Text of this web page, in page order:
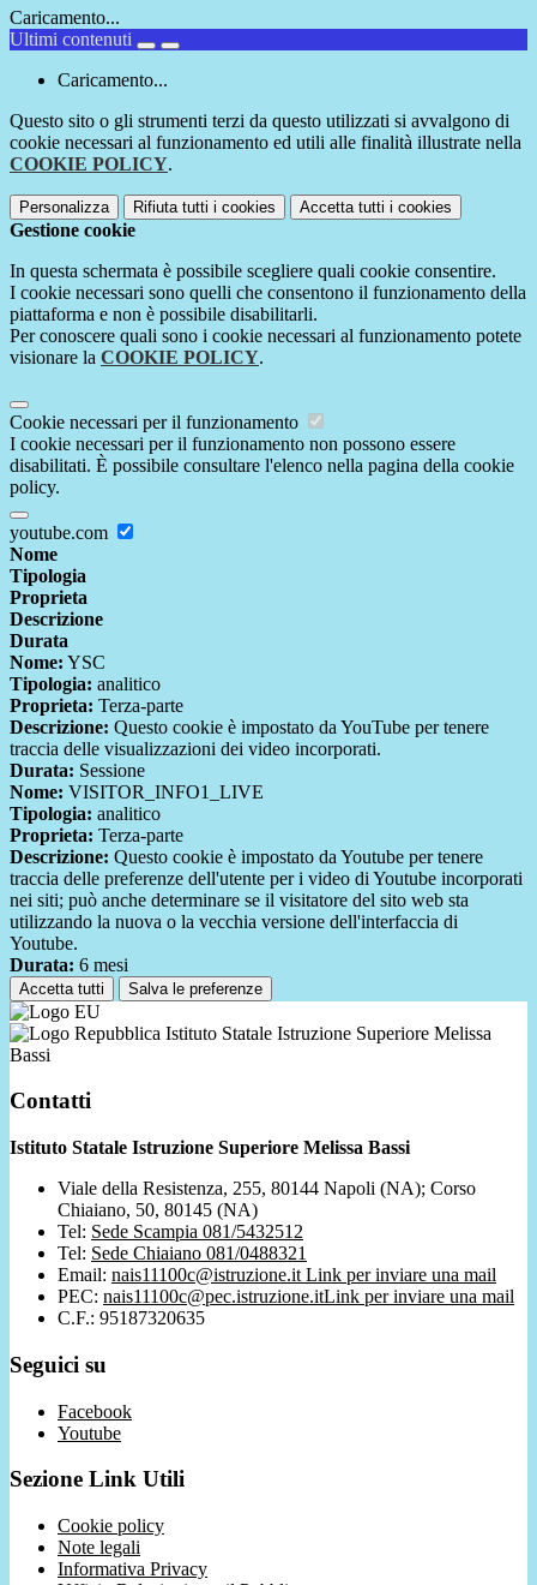
Caricamento...
Ultimi contenuti
Caricamento...
Questo sito o gli strumenti terzi da questo utilizzati si avvalgono di
cookie necessari al funzionamento ed utili alle finalità illustrate nella
COOKIE POLICY.
Personalizza Rifiuta tutti i cookies Accetta tutti i cookies
Gestione cookie
In questa schermata è possibile scegliere quali cookie consentire.
I cookie necessari sono quelli che consentono il funzionamento della
piattaforma e non è possibile disabilitarli.
Per conoscere quali sono i cookie necessari al funzionamento potete
visionare la COOKIE POLICY.
Cookie necessari per il funzionamento
I cookie necessari per il funzionamento non possono essere
disabilitati. È possibile consultare l'elenco nella pagina della cookie
policy.
youtube.com
Nome
Tipologia
Proprieta
Descrizione
Durata
Nome: YSC
Tipologia: analitico
Proprieta: Terza-parte
Descrizione: Questo cookie è impostato da YouTube per tenere
traccia delle visualizzazioni dei video incorporati.
Durata: Sessione
Nome: VISITOR_INFO1_LIVE
Tipologia: analitico
Proprieta: Terza-parte
Descrizione: Questo cookie è impostato da Youtube per tenere
traccia delle preferenze dell'utente per i video di Youtube incorporati
nei siti; può anche determinare se il visitatore del sito web sta
utilizzando la nuova o la vecchia versione dell'interfaccia di
Youtube.
Durata: 6 mesi
Accetta tutti Salva le preferenze
Istituto Statale Istruzione Superiore Melissa
Bassi
Contatti
Istituto Statale Istruzione Superiore Melissa Bassi
Viale della Resistenza, 255, 80144 Napoli (NA); Corso
Chiaiano, 50, 80145 (NA)
Tel: Sede Scampia 081/5432512
Tel: Sede Chiaiano 081/0488321
Email: nais11100c@istruzione.it Link per inviare una mail
PEC: nais11100c@pec.istruzione.itLink per inviare una mail
C.F.: 95187320635
Seguici su
Facebook
Youtube
Sezione Link Utili
Cookie policy
Note legali
Informativa Privacy